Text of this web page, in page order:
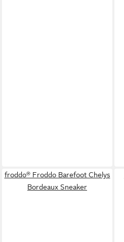
froddo® Froddo Barefoot Chelys
Bordeaux Sneaker